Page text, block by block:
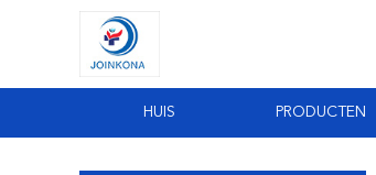
HUIS PRODUCTEN